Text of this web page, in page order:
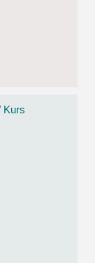
Kurs